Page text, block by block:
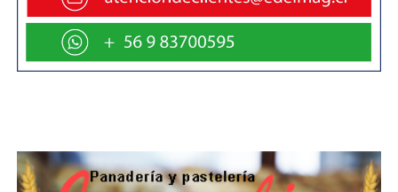
fiscalizada considera un adecuado cumplimiento de la
cadena de frío y verificar que en carnes envasadas sean
comercializadas en empaque original, con el fin que se
una trazabilidad del producto. También, sostuvo, se
fiscaliza que el personal a cargo de su manipulación y